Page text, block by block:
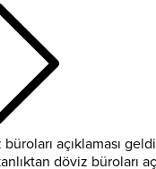
açıklaması geldi